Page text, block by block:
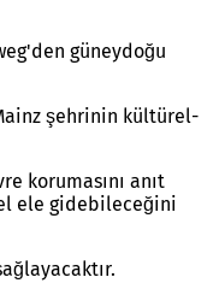
güneydoğu
şehrinin kültürel-
korumasını anıt
ele gidebileceğini